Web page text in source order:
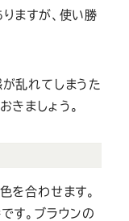
ますが、使い勝
乱れてしまうた
きましょう。
を合わせます。
す。ブラウンの